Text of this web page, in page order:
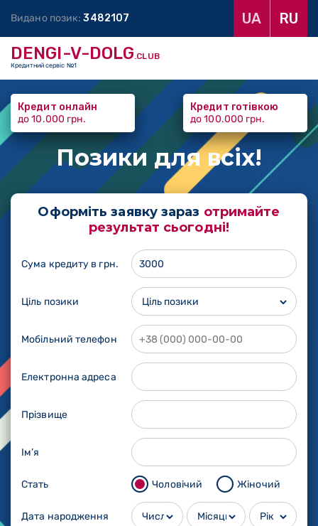
Видано позик:34821 07 UA RU
DENGI-V-DOLG.CLUB
Кредитний сервіс №1
Кредит онлайн
до 10.000 грн.
Кредит готівкою
до 100.000 грн.
Позики для всіх!
Оформіть заявку зараз отримайте
результат сьогодні!
Сума кредиту в грн.
Ціль позики
Мобільний телефон
Електронна адреса
Прізвище
Ім’я
Стать Чоловічий Жіночий
Дата народження